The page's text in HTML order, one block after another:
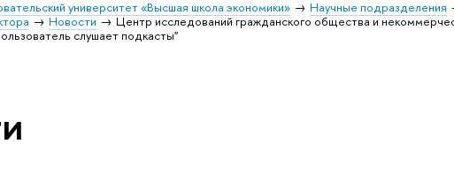
университет «Высшая школа экономики»
Научные подразделения
Новости
Центр исследований гражданского общества и
слушает подкасты"